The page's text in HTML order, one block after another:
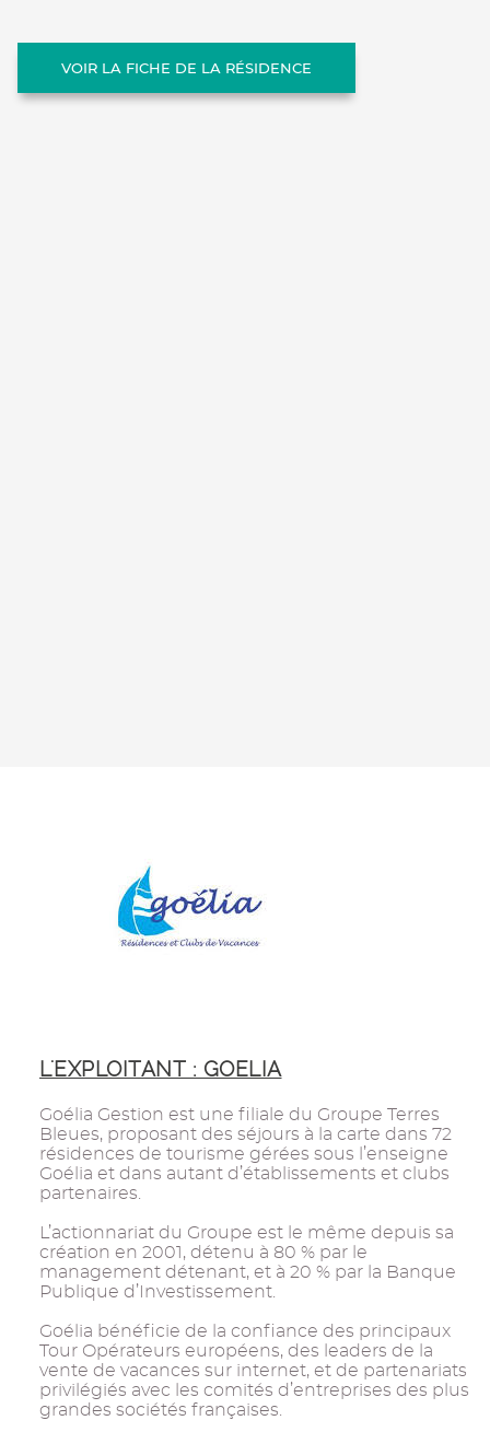
VOIR LA FICHE DE LA RÉSIDENCE
L'EXPLOITANT : GOELIA
Goélia Gestion est une filiale du Groupe Terres
Bleues, proposant des séjours à la carte dans 72
résidences de tourisme gérées sous l’enseigne
Goélia et dans autant d’établissements et clubs
partenaires.
L’actionnariat du Groupe est le même depuis sa
création en 2001, détenu à 80 % par le
management détenant, et à 20 % par la Banque
Publique d’Investissement.
Goélia bénéficie de la confiance des principaux
Tour Opérateurs européens, des leaders de la
vente de vacances sur internet, et de partenariats
privilégiés avec les comités d’entreprises des plus
grandes sociétés françaises.